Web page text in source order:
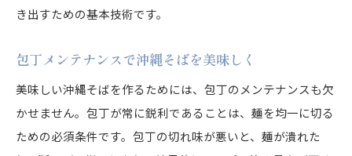
き出すための基本技術です。
包丁メンテナンスで沖縄そばを美味しく
美味しい沖縄そばを作るためには、包丁のメンテナンスも欠
かせません。包丁が常に鋭利であることは、麺を均一に切る
ための必須条件です。包丁の切れ味が悪いと、麺が潰れた